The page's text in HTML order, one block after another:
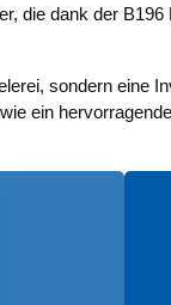
die dank der
sondern eine
ein